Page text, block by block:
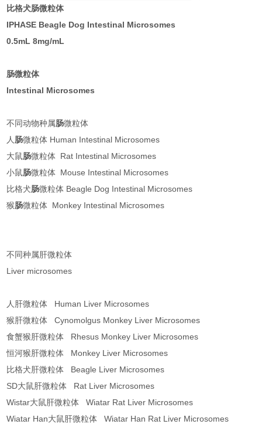
比格犬肠微粒体
IPHASE Beagle Dog Intestinal Microsomes
0.5mL 8mg/mL
肠微粒体
Intestinal Microsomes
不同动物种属肠微粒体
人 肠微粒体 Human Intestinal Microsomes
大鼠肠微粒体 Rat Intestinal Microsomes
小鼠肠微粒体 Mouse Intestinal Microsomes
比格犬肠微粒体 Beagle Dog Intestinal Microsomes
猴肠微粒体 Monkey Intestinal Microsomes
不同种属肝微粒体
Liver microsomes
人肝微粒体 Human Liver Microsomes
猴肝微粒体 Cynomolgus Monkey Liver Microsomes
食蟹猴肝微粒体 Rhesus Monkey Liver Microsomes
恒河猴肝微粒体 Monkey Liver Microsomes
比格犬肝微粒体 Beagle Liver Microsomes
SD大鼠肝微粒体 Rat Liver Microsomes
Wistar大鼠肝微粒体 Wiatar Rat Liver Microsomes
Wiatar Han大鼠肝微粒体 Wiatar Han Rat Liver Microsomes